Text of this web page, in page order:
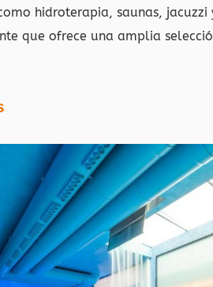
hidroterapia, saunas, jacuzzi
que ofrece una amplia